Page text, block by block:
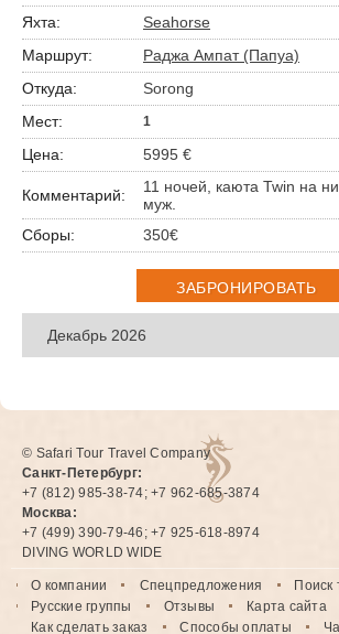
Seahorse
Раджа Ампат (Папуа)
Sorong
1
5995 €
11 ночей, каюта Twin на
муж.
350€
ЗАБРОНИРОВАТЬ
Декабрь 2026
© Safari Tour Travel Company
Санкт-Петербург:
+7 (812) 985-38-74; +7 962-685-3874
Москва:
+7 (499) 390-79-46; +7 925-618-8974
DIVING WORLD WIDE
О компании Спецпредложения
Поиск
Русские группы
Отзывы Карта сайта
Как сделать заказ
Способы оплаты